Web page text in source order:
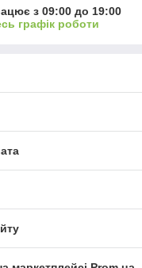
з 09:00 до 19:00
графік роботи